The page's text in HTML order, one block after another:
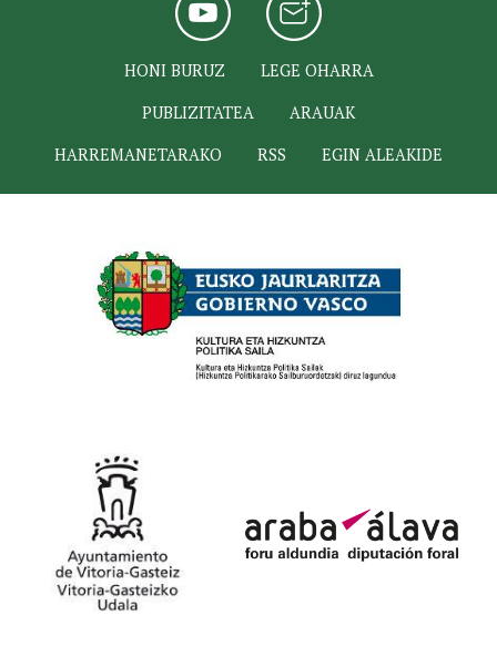
HONI BURUZ
LEGE OHARRA
PUBLIZITATEA
ARAUAK
HARREMANETARAKO
RSS EGIN ALEAKIDE